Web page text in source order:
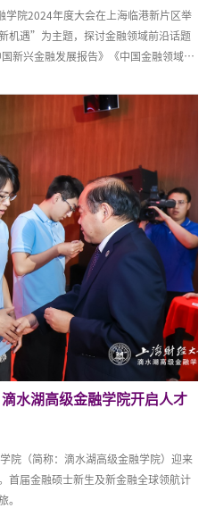
学院2024年度大会在上海临港新片区举
机遇”为主题，探讨金融领域前沿话题
新兴金融发展报告》《中国金融领域大
share/articleDetail/203083323/1
水湖高级金融学院开启人才
院（简称：滴水湖高级金融学院）迎来
首届金融硕士新生及新金融全球领航计
。